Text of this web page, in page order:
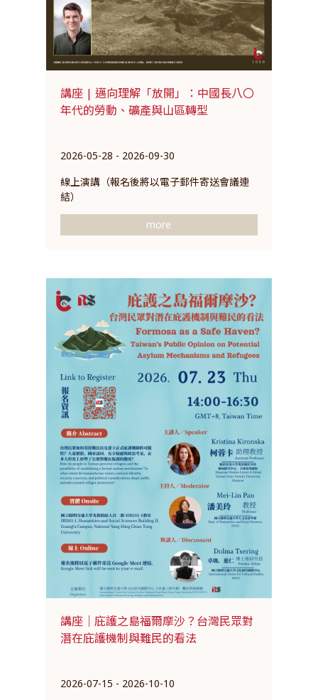
講座 | 邁向理解「放開」：中國長八〇
年代的勞動、礦產與山區轉型
2026-05-28 - 2026-09-30
線上演講（報名後將以電子郵件寄送會議連
結）
more
講座｜庇護之島福爾摩沙？台灣民眾對
潛在庇護機制與難民的看法
2026-07-15 - 2026-10-10